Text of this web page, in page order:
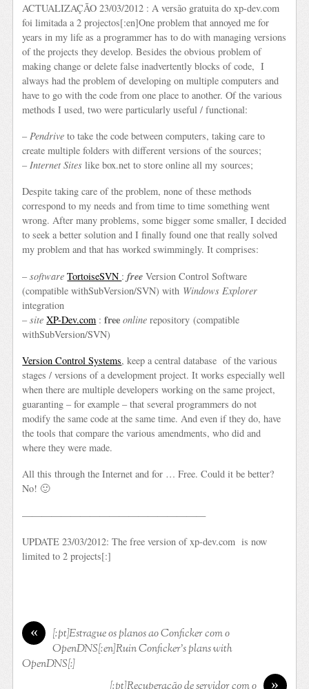
ACTUALIZAÇÃO 23/03/2012 : A versão gratuita do xp-dev.com
foi limitada a 2 projectos[:en]One problem that annoyed me for
years in my life as a programmer has to do with managing versions
of the projects they develop. Besides the obvious problem of
making change or delete false inadvertently blocks of code, I
always had the problem of developing on multiple computers and
have to go with the code from one place to another. Of the various
methods I used, two were particularly useful / functional:
–Pendriveto take the code between computers, taking care to
create multiple folders with different versions of the sources;
–Internet Siteslike box.net to store online all my sources;
Despite taking care of the problem, none of these methods
correspond to my needs and from time to time something went
wrong. After many problems, some bigger some smaller, I decided
to seek a better solution and I finally found one that really solved
my problem and that has worked swimmingly. It comprises:
–softwareTortoiseSVN :free Version Control Software
(compatible withSubVersion/SVN) with Windows Explorer
integration
–siteXP-Dev.com :free onlinerepository (compatible
withSubVersion/SVN)
Version Control Systems, keep a central database of the various
stages / versions of a development project. It works especially well
when there are multiple developers working on the same project,
guaranting – for example – that several programmers do not
modify the same code at the same time. And even if they do, have
the tools that compare the various amendments, who did and
where they were made.
All this through the Internet and for … Free. Could it be better?
No! 🙂
———————————————————
UPDATE 23/03/2012: The free version of xp-dev.com is now
limited to 2 projects[:]
«
[:pt]Estrague os planos ao Conficker com o
OpenDNS[:en]Ruin Conficker’s plans with
OpenDNS[:]
»